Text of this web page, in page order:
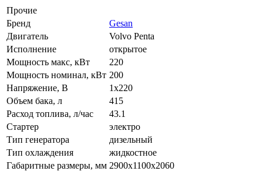
Прочие
Бренд
Gesan
Двигатель
Volvo Penta
Исполнение
открытое
Мощность макс, кВт
220
Мощность номинал, кВт 200
Напряжение, В
1x220
Объем бака, л
415
Расход топлива, л/час
43.1
Стартер
электро
Тип генератора
дизельный
Тип охлаждения
жидкостное
Габаритные размеры, мм 2900x1100x2060